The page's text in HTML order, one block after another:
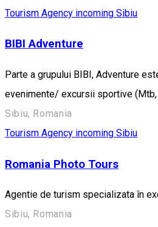
Tourism Agency incoming Sibiu
BIBI Adventure
Parte a grupului BIBI, Adventure
evenimente/ excursii sportive
Sibiu, Romania
Tourism Agency incoming Sibiu
Romania Photo Tours
Agentie de turism specializata în
Sibiu, Romania